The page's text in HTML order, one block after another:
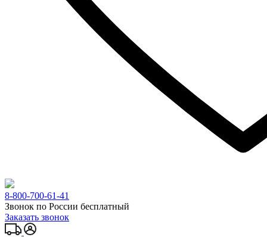
8-800-700-61-41
Звонок по России бесплатный
Заказать звонок